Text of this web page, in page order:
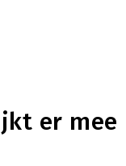
er mee